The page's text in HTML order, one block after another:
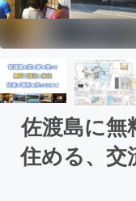
佐渡島に無
住める、交